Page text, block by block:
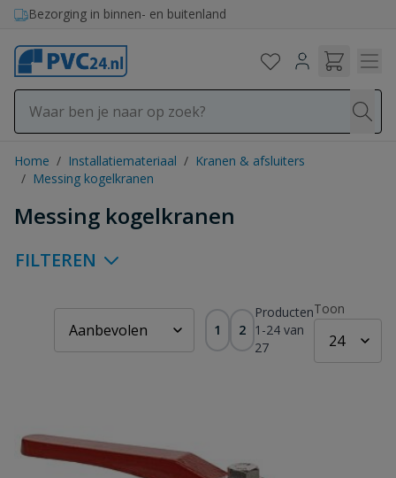
Ga naar de inhoud
Bezorging in binnen- en buitenland
Home / Installatiemateriaal / Kranen & afsluiters
/ Messing kogelkranen
Messing kogelkranen
FILTEREN
Producten
1 -24 van
27
1 2
Toon